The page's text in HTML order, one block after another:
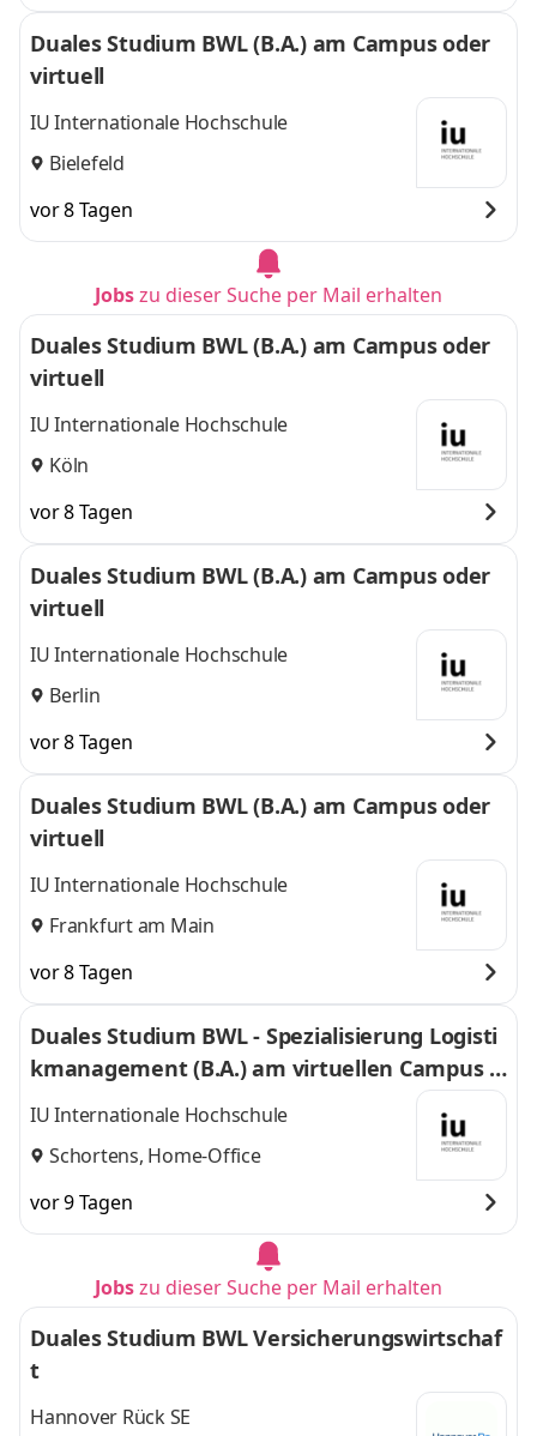
Duales Studium BWL (B.A.) am Campus oder
virtuell
IU Internationale Hochschule
Bielefeld
vor 8 Tagen
Jobszu dieser Suche per Mail erhalten
Duales Studium BWL (B.A.) am Campus oder
virtuell
IU Internationale Hochschule
Köln
vor 8 Tagen
Duales Studium BWL (B.A.) am Campus oder
virtuell
IU Internationale Hochschule
Berlin
vor 8 Tagen
Duales Studium BWL (B.A.) am Campus oder
virtuell
IU Internationale Hochschule
Frankfurt am Main
vor 8 Tagen
Duales Studium BWL - Spezialisierung Logisti
kmanagement (B.A.) am virtuellen Campus -
Nordfrost GmbH & Co. KG
IU Internationale Hochschule
Schortens, Home-Office
vor 9 Tagen
Jobszu dieser Suche per Mail erhalten
Duales Studium BWL Versicherungswirtschaf
t
Hannover Rück SE